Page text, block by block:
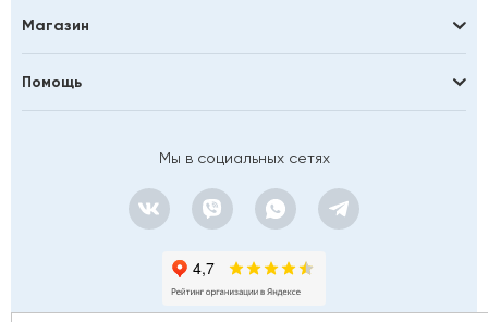
Магазин
Помощь
Мы в социальных сетях